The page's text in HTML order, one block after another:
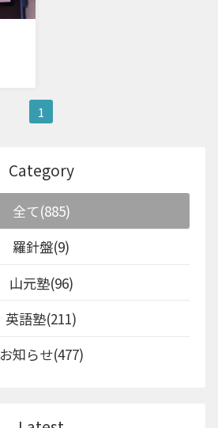
1
Category
全て(885)
羅針盤(9)
山元塾(96)
英語塾(211)
お知らせ(477)